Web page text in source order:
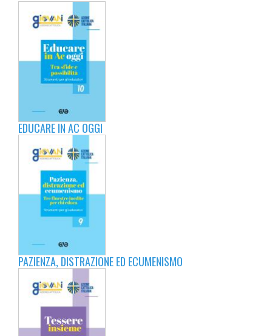
EDUCARE IN AC OGGI
PAZIENZA, DISTRAZIONE ED ECUMENISMO